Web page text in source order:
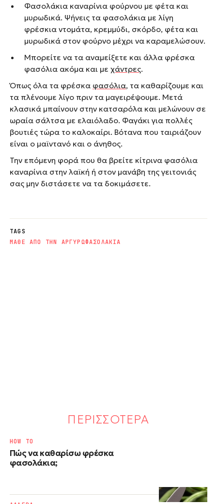
Φασολάκια καναρίνια φούρνου με φέτα και
μυρωδικά. Ψήνεις τα φασολάκια με λίγη
φρέσκια ντομάτα, κρεμμύδι, σκόρδο, φέτα και
μυρωδικά στον φούρνο μέχρι να καραμελώσουν.
Μπορείτε να τα αναμείξετε και άλλα φρέσκα
φασόλια ακόμα και με χάντρες.
Όπως όλα τα φρέσκα φασόλια, τα καθαρίζουμε και
τα πλένουμε λίγο πριν τα μαγειρέψουμε. Μετά
κλασικά μπαίνουν στην κατσαρόλα και μελώνουν σε
ωραία σάλτσα με ελαιόλαδο. Φαγάκι για πολλές
βουτιές τώρα το καλοκαίρι. Βότανα που ταιριάζουν
είναι ο μαϊντανό και ο άνηθος.
Την επόμενη φορά που θα βρείτε κίτρινα φασόλια
καναρίνια στην λαϊκή ή στον μανάβη της γειτονιάς
σας μην διστάσετε να τα δοκιμάσετε.
TAGS
ΜΑΘΕ ΑΠΟ ΤΗΝ ΑΡΓΥΡΩΦΑΣΟΛΑΚΙΑ
ΠΕΡΙΣΣΟΤΕΡΑ
Πώς να καθαρίσω φρέσκα
φασολάκια;
HOW TO